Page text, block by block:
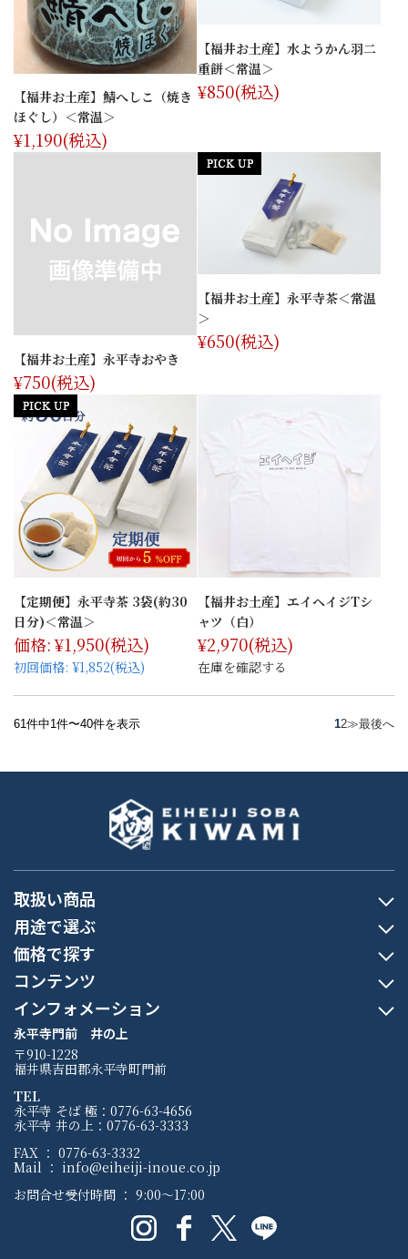
【福井お土産】鯖へしこ（焼き
ほぐし）＜常温＞
¥1,190(税込)
【福井お土産】水ようかん羽二
重餅＜常温＞
¥850(税込)
【福井お土産】永平寺おやき
¥750(税込)
【福井お土産】永平寺茶＜常温
＞
¥650(税込)
【定期便】永平寺茶 3袋(約30
日分)＜常温＞
価格:¥1,950(税込)
初回価格: ¥1,852(税込)
【福井お土産】エイヘイジTシ
ャツ（白）
¥2,970(税込)
在庫を確認する
61件中1件〜40件を表示 12≫最後へ
取扱い商品
用途で選ぶ
価格で探す
コンテンツ
インフォメーション
永平寺門前 井の上
〒910-1228
福井県吉田郡永平寺町門前
TEL
永平寺 そば 極：0776-63-4656
永平寺 井の上：0776-63-3333
FAX ： 0776-63-3332
Mail ： info@eiheiji-inoue.co.jp
お問合せ受付時間 ： 9:00〜17:00